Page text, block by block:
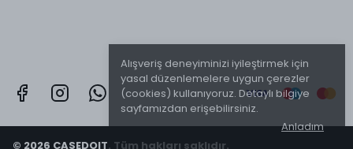
Alışveriş deneyiminizi iyileştirmek için
yasal düzenlemelere uygun çerezler
(cookies) kullanıyoruz. Detaylı bilgiye
sayfamızdan erişebilirsiniz.
Anladım
© 2026 CASEDOIT. Tüm hakları saklıdır.